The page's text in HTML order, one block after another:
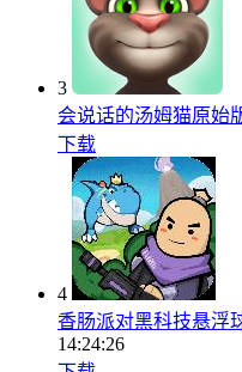
3
会说话的汤姆猫原始
下载
4
香肠派对黑科技悬浮
14:24:26